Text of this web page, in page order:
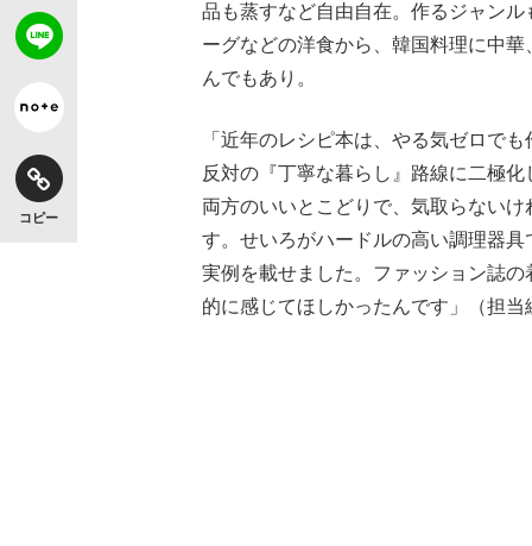
「目標達成できなかったからと言って…」
コピー
品も蒸すなど自由自在。作るジャン
ーグなどの洋食から、韓国料理に中
んでもあり。
「近年のレシピ本は、やる気ゼロで
反対の『丁寧な暮らし』路線に二極
両方のいいとこどりで、気取らない
す。せいろがハードルの高い調理器
実例を載せました。ファッション誌
的に感じてほしかったんです」（担